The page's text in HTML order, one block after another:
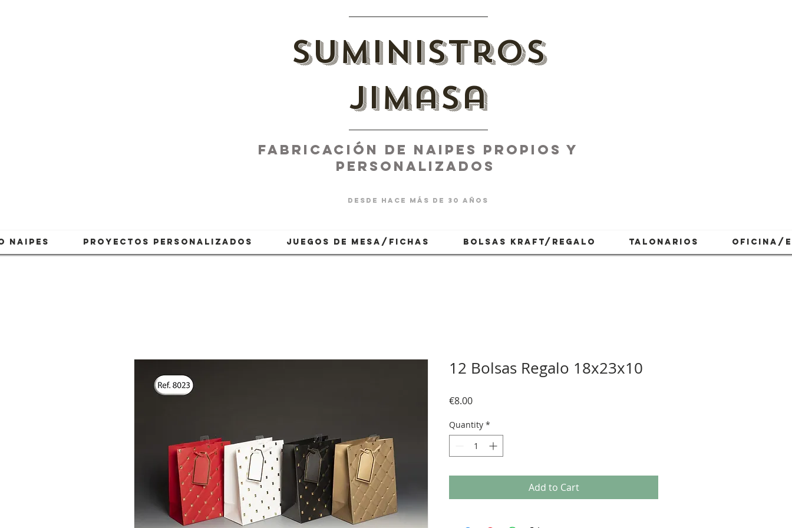
suministros
jimasa
fabricación de naipes PROPIOS Y
PERSONALIZADOS
desde hace más de 30 años
NAIPES PROYECTOS PERSONALIZADOS JUEGOS DE MESA/FICHAS BOLSAS KRAFT/REGALO TALONARIOS OFICINA/
12 Bolsas Regalo 18x23x10
€8.00Price
Quantity *
Add to Cart